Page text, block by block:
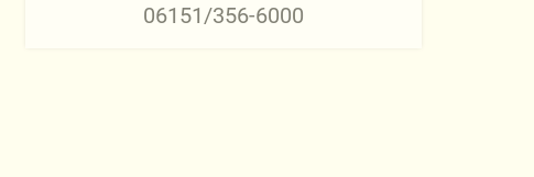
06151/356-6000